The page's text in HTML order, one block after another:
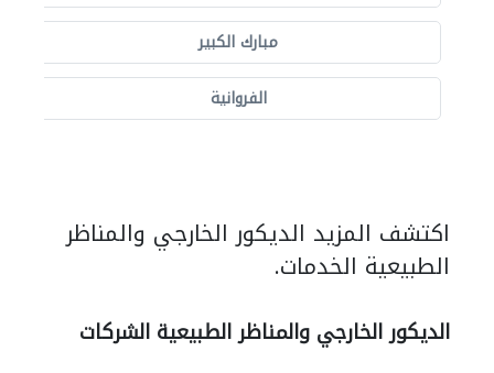
مبارك الكبير
الفروانية
اكتشف المزيد الديكور الخارجي والمناظر
الطبيعية الخدمات.
الديكور الخارجي والمناظر الطبيعية الشركات